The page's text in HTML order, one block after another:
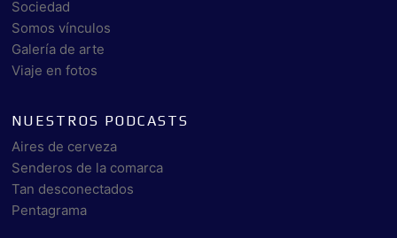
Sociedad
Somos vínculos
Galería de arte
Viaje en fotos
NUESTROS PODCASTS
Aires de cerveza
Senderos de la comarca
Tan desconectados
Pentagrama